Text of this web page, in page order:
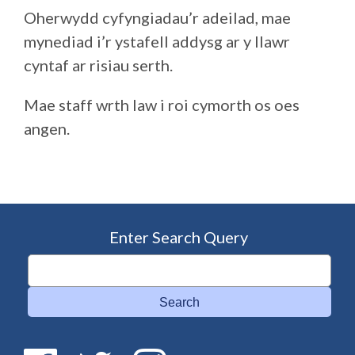
Oherwydd cyfyngiadau’r adeilad, mae
mynediad i’r ystafell addysg ar y llawr
cyntaf ar risiau serth.
Mae staff wrth law i roi cymorth os oes
angen.
Enter Search Query
Search